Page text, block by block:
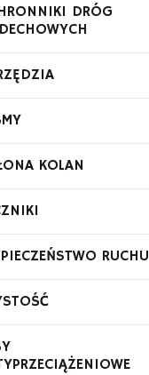
DRÓG
KOLAN
RUCHU